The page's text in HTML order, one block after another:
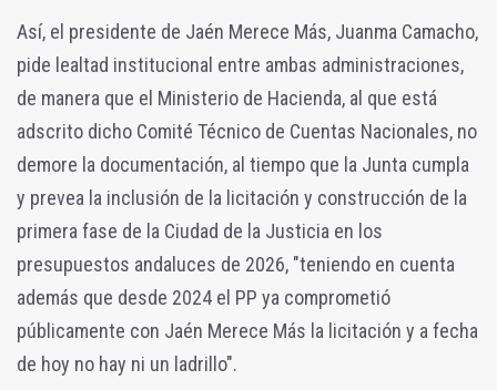
Así, el presidente de Jaén Merece Más, Juanma Camacho,
pide lealtad institucional entre ambas administraciones,
de manera que el Ministerio de Hacienda, al que está
adscrito dicho Comité Técnico de Cuentas Nacionales, no
demore la documentación, al tiempo que la Junta cumpla
y prevea la inclusión de la licitación y construcción de la
primera fase de la Ciudad de la Justicia en los
presupuestos andaluces de 2026, "teniendo en cuenta
además que desde 2024 el PP ya comprometió
públicamente con Jaén Merece Más la licitación y a fecha
de hoy no hay ni un ladrillo".